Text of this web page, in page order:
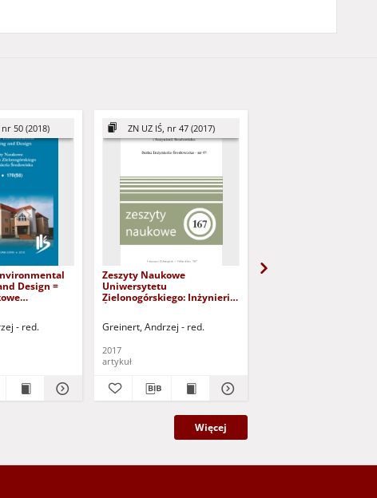
nr 50 (2018)
Design =
50 - spis
- red.
ZN UZ IŚ, nr 47 (2017)
Zeszyty Naukowe
Uniwersytetu
Zielonogórskiego: Inżynieria
Greinert, Andrzej - red.
2017
artykuł
Więcej